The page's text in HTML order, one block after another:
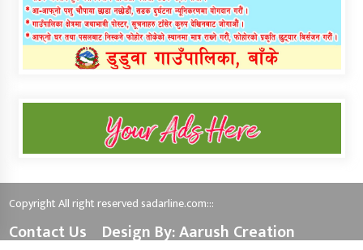
Copyright All right reserved sadarline.com:::
Contact Us Design By: Aarush Creation